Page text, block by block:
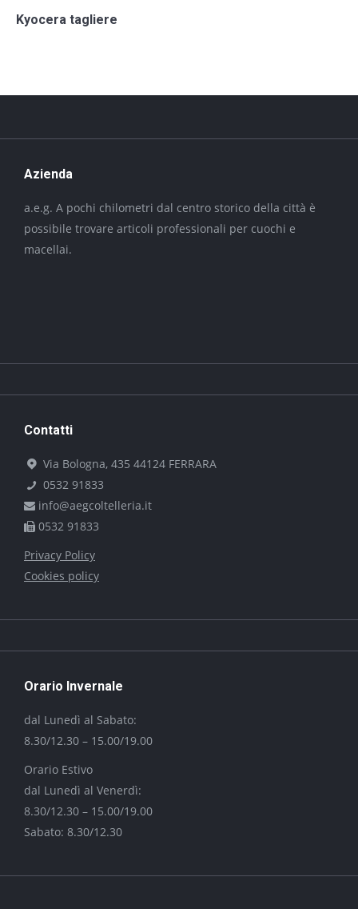
Kyocera tagliere
Azienda
a.e.g. A pochi chilometri dal centro storico della città è
possibile trovare articoli professionali per cuochi e
macellai.
Contatti
Via Bologna, 435 44124 FERRARA
0532 91833
info@aegcoltelleria.it
0532 91833
Privacy Policy
Cookies policy
Orario Invernale
dal Lunedì al Sabato:
8.30/12.30 – 15.00/19.00
Orario Estivo
dal Lunedì al Venerdì:
8.30/12.30 – 15.00/19.00
Sabato: 8.30/12.30